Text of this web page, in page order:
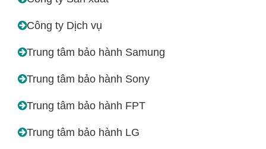
Công ty Dịch vụ
Trung tâm bảo hành Samung
Trung tâm bảo hành Sony
Trung tâm bảo hành FPT
Trung tâm bảo hành LG